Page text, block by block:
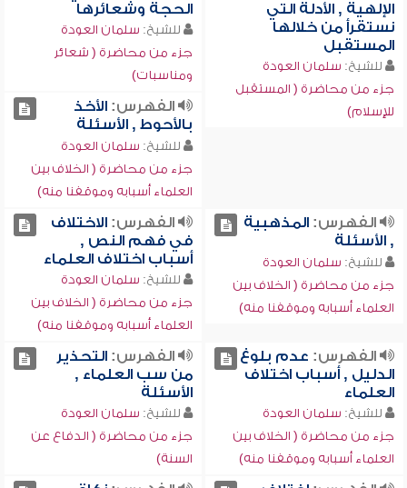
الإلهية , الأدلة التي
نستقرأ من خلالها
المستقبل
للشيخ: سلمان العودة
جزء من محاضرة ( المستقبل
للإسلام)
الحجة وشعائرها
للشيخ: سلمان العودة
جزء من محاضرة ( شعائر
ومناسبات)
الفهرس:الأخذ
بالأحوط , الأسئلة
للشيخ: سلمان العودة
جزء من محاضرة ( الخلاف بين
العلماء أسبابه وموقفنا منه)
الفهرس:المذهبية
, الأسئلة
للشيخ: سلمان العودة
جزء من محاضرة ( الخلاف بين
العلماء أسبابه وموقفنا منه)
الفهرس:الاختلاف
في فهم النص ,
أسباب اختلاف العلماء
للشيخ: سلمان العودة
جزء من محاضرة ( الخلاف بين
العلماء أسبابه وموقفنا منه)
الفهرس: عدم بلوغ
الدليل , أسباب اختلاف
العلماء
للشيخ: سلمان العودة
جزء من محاضرة ( الخلاف بين
العلماء أسبابه وموقفنا منه)
الفهرس:التحذير
من سب العلماء ,
الأسئلة
للشيخ: سلمان العودة
جزء من محاضرة ( الدفاع عن
السنة)